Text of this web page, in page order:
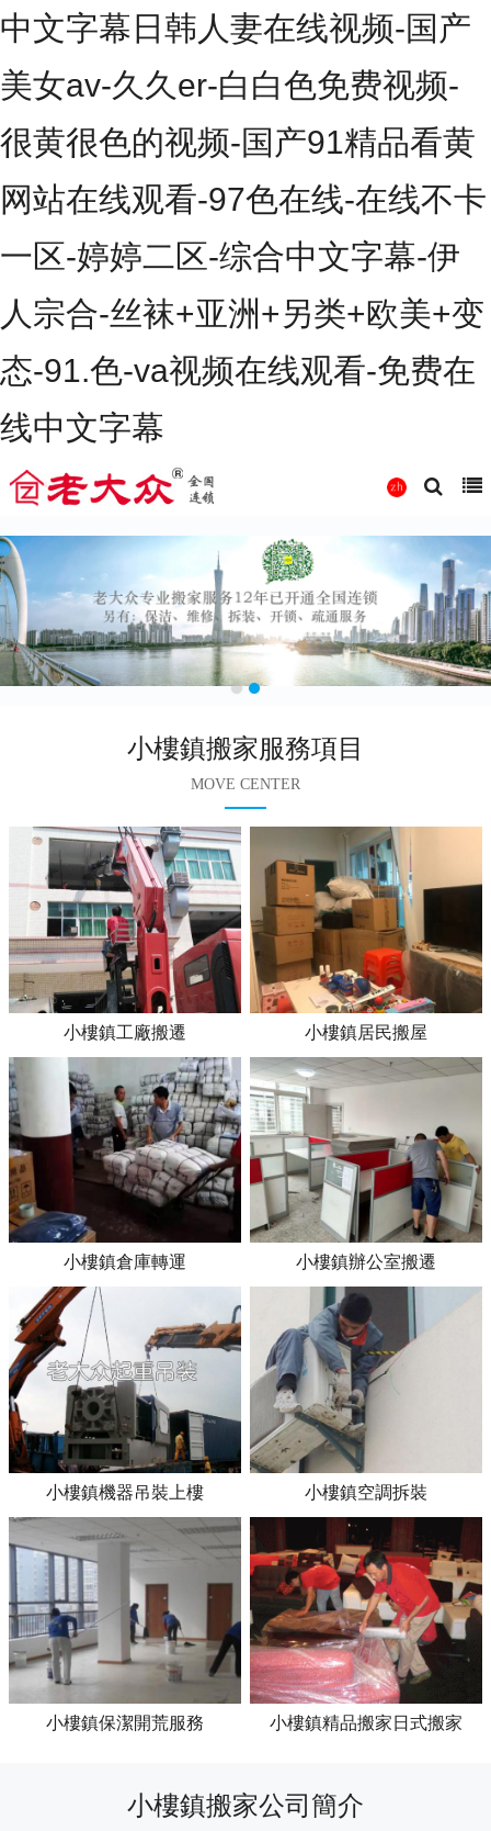
中文字幕日韩人妻在线视频-国产
美女av-久久er-白白色免费视频-
很黄很色的视频-国产91精品看黄
网站在线观看-97色在线-在线不卡
一区-婷婷二区-综合中文字幕-伊
人宗合-丝袜+亚洲+另类+欧美+变
态-91.色-va视频在线观看-免费在
线中文字幕
小樓鎮搬家服務項目
MOVE CENTER
小樓鎮工廠搬遷 小樓鎮居民搬屋
小樓鎮倉庫轉運 小樓鎮辦公室搬遷
小樓鎮機器吊裝上樓 小樓鎮空調拆裝
小樓鎮保潔開荒服務 小樓鎮精品搬家日式搬家
小樓鎮搬家公司簡介